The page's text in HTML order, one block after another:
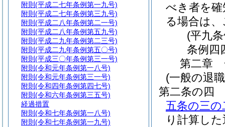
べき者を
る場合は
(平九
条例四
第二章
(一般の退
第二条の四
五条の三の
り計算し
附則 (平成二七年条例第一九号)
附則 (平成二七年条例第三九号)
附則 (平成二八年条例第二一号)
附則 (平成二八年条例第五九号)
附則 (平成二九年条例第二三号)
附則 (平成二九年条例第五〇号)
附則 (平成三〇年条例第三一号)
附則 (令和元年条例第一八号)
附則 (令和元年条例第三一号)
附則 (令和四年条例第四七号)
附則 (令和六年条例第三五号)
経過措置
附則 (令和七年条例第一八号)
附則 (令和七年条例第一九号)